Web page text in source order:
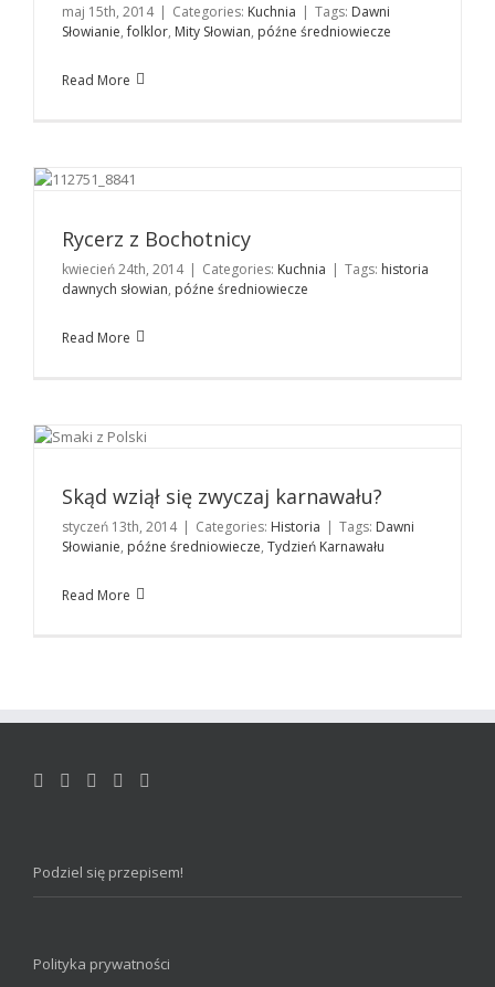
maj 15th, 2014 | Categories: Kuchnia | Tags: Dawni
Słowianie,folklor, Mity Słowian, późne średniowiecze
Read More
Rycerz z Bochotnicy
kwiecień 24th, 2014 | Categories: Kuchnia | Tags: historia
dawnych słowian, późne średniowiecze
Read More
Skąd wziął się zwyczaj karnawału?
Skąd wziął się zwyczaj karnawału?
styczeń 13th, 2014 | Categories: Historia | Tags: Dawni
Słowianie, późne średniowiecze, Tydzień Karnawału
Read More
Podziel się przepisem!
Polityka prywatności